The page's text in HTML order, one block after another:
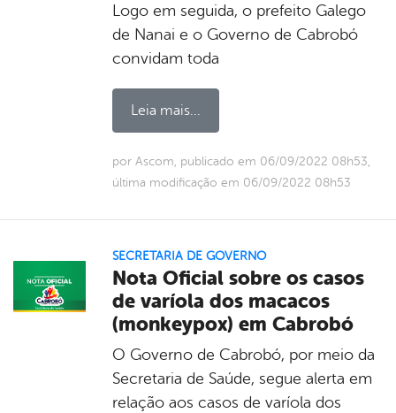
Logo em seguida, o prefeito Galego
de Nanai e o Governo de Cabrobó
convidam toda
Leia mais...
por Ascom, publicado em 06/09/2022 08h53,
última modificação em 06/09/2022 08h53
SECRETARIA DE GOVERNO
Nota Oficial sobre os casos
de varíola dos macacos
(monkeypox) em Cabrobó
O Governo de Cabrobó, por meio da
Secretaria de Saúde, segue alerta em
relação aos casos de varíola dos